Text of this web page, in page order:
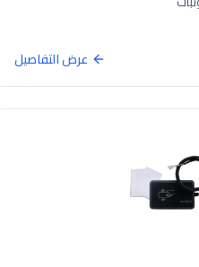
عرض التفاصيل